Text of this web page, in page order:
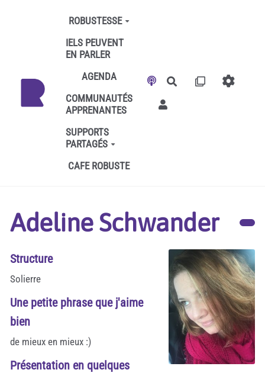
Aller au contenu principal
ROBUSTESSE
IELS PEUVENT
EN PARLER
AGENDA
COMMUNAUTÉS
APPRENANTES
SUPPORTS
PARTAGÉS
CAFE ROBUSTE
Rechercher
Adeline Schwander
Structure
Solierre
Une petite phrase que j'aime
bien
de mieux en mieux :)
Présentation en quelques